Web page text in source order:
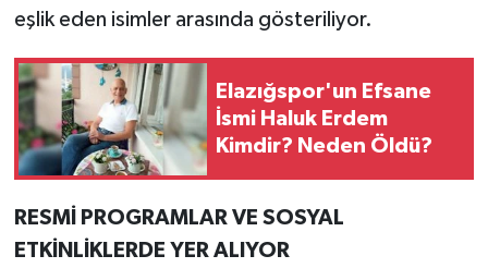
eşlik eden isimler arasında gösteriliyor.
Elazığspor'un Efsane
İsmi Haluk Erdem
Kimdir? Neden Öldü?
RESMİ PROGRAMLAR VE SOSYAL
ETKİNLİKLERDE YER ALIYOR